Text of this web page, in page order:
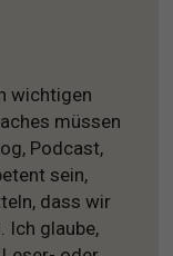
wichtigen
müssen
Podcast,
sein,
dass wir
Ich glaube,